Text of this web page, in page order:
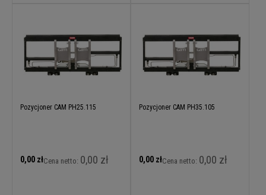
Pozycjoner CAM PH25.115
0,00 złCena netto: 0,00 zł
Pozycjoner CAM PH35.105
0,00 złCena netto: 0,00 zł